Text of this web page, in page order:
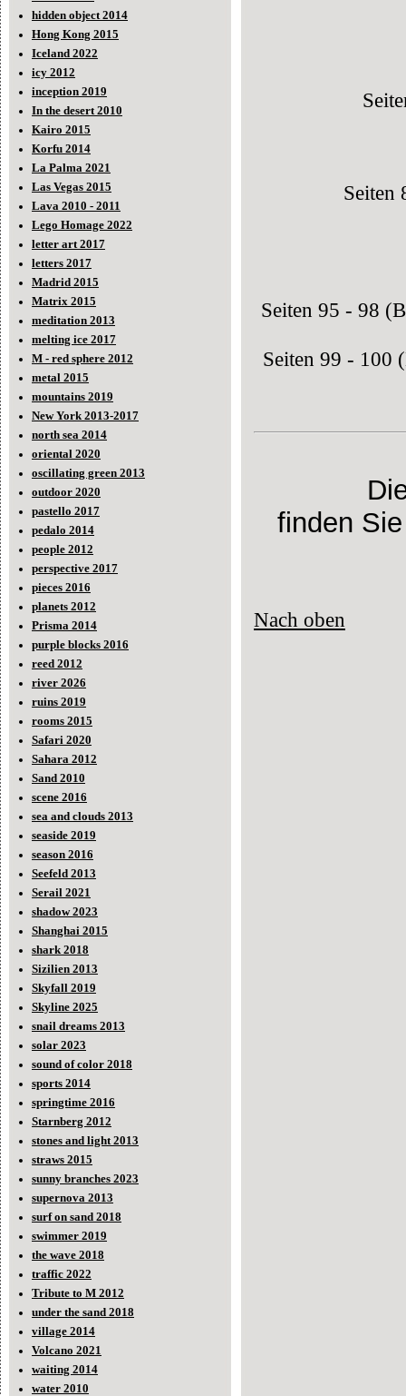
hidden object 2014
Hong Kong 2015
Iceland 2022
icy 2012
inception 2019
In the desert 2010
Kairo 2015
Korfu 2014
La Palma 2021
Las Vegas 2015
Lava 2010 - 2011
Lego Homage 2022
letter art 2017
letters 2017
Madrid 2015
Matrix 2015
meditation 2013
melting ice 2017
M - red sphere 2012
metal 2015
mountains 2019
New York 2013-2017
north sea 2014
oriental 2020
oscillating green 2013
outdoor 2020
pastello 2017
pedalo 2014
people 2012
perspective 2017
pieces 2016
planets 2012
Prisma 2014
purple blocks 2016
reed 2012
river 2026
ruins 2019
rooms 2015
Safari 2020
Sahara 2012
Sand 2010
scene 2016
sea and clouds 2013
seaside 2019
season 2016
Seefeld 2013
Serail 2021
shadow 2023
Shanghai 2015
shark 2018
Sizilien 2013
Skyfall 2019
Skyline 2025
snail dreams 2013
solar 2023
sound of color 2018
sports 2014
springtime 2016
Starnberg 2012
stones and light 2013
straws 2015
sunny branches 2023
supernova 2013
surf on sand 2018
swimmer 2019
the wave 2018
traffic 2022
Tribute to M 2012
under the sand 2018
village 2014
Volcano 2021
waiting 2014
water 2010
Seiten
Seiten 95 - 98
Seiten 99 - 100
finden
Nach oben